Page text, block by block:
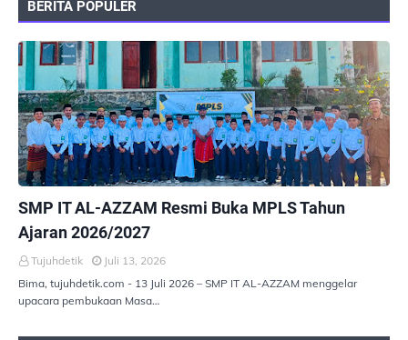
BERITA POPULER
SMP IT AL-AZZAM Resmi Buka MPLS Tahun
Ajaran 2026/2027
Tujuhdetik
Juli 13, 2026
Bima, tujuhdetik.com - 13 Juli 2026 – SMP IT AL-AZZAM menggelar
upacara pembukaan Masa…